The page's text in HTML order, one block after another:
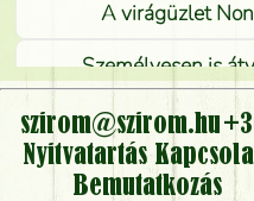
A virágüzlet
Személyesen is
virágcsokrot, vagy csak
Vidékre is
szirom@szirom.hu
Nyitvatartás
Bemutatkozás